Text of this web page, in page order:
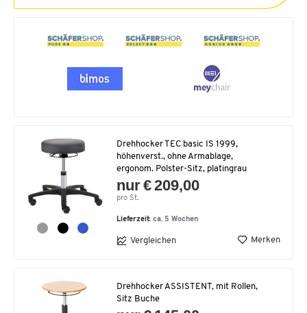
Drehhocker TEC basic IS 1999,
höhenverst., ohne Armablage,
ergonom. Polster-Sitz, platingrau
nur € 209,00
pro St.
Lieferzeit:ca. 5 Wochen
Vergleichen Merken
Drehhocker ASSISTENT, mit Rollen,
Sitz Buche